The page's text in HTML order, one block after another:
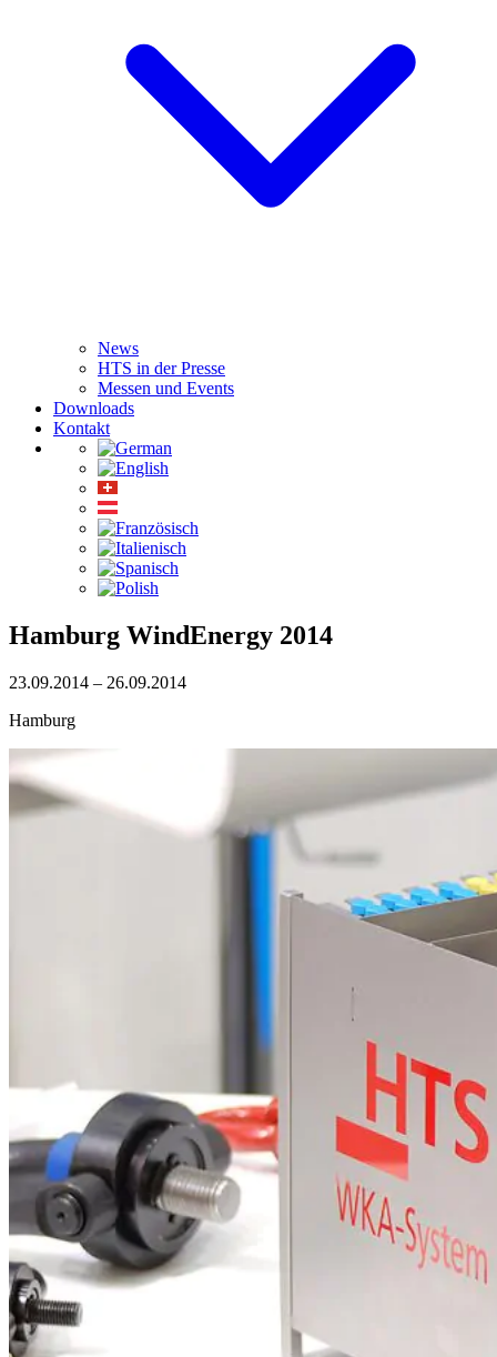
News
HTS in der Presse
Messen und Events
Downloads
Kontakt
Hamburg WindEnergy 2014
23.09.2014 – 26.09.2014
Hamburg